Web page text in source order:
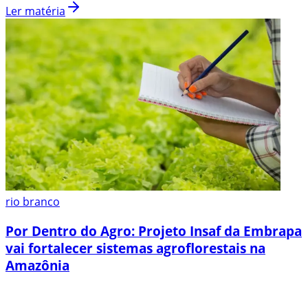
Ler matéria
rio branco
Por Dentro do Agro: Projeto Insaf da Embrapa
vai fortalecer sistemas agroflorestais na
Amazônia